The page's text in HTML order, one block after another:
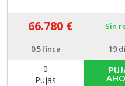
66.780 € Sin
0.5finca 19
0
Pujas